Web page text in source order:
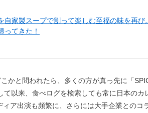
自家製スープで割って楽しむ至福の味を再び
ってきた！
かと問われたら、多くの方が真っ先に「
て以来、食べログを検索しても常に日本の
ア出演も頻繁に、さらには大手企業とのコ